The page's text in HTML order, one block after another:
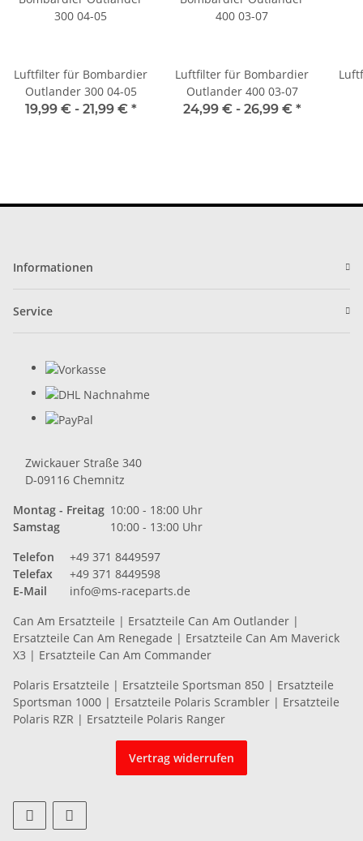
Luftfilter für Bombardier
Outlander 300 04-05
19,99 € - 21,99 € *
Luftfilter für Bombardier
Outlander 400 03-07
24,99 € - 26,99 € *
Informationen
Service
Zwickauer Straße 340
D-09116 Chemnitz
Montag - Freitag 10:00 - 18:00 Uhr
Samstag
10:00 - 13:00 Uhr
Telefon
+49 371 8449597
Telefax
+49 371 8449598
E-Mail
info@ms-raceparts.de
Can Am Ersatzteile | Ersatzteile Can Am Outlander |
Ersatzteile Can Am Renegade | Ersatzteile Can Am Maverick
X3 | Ersatzteile Can Am Commander
Polaris Ersatzteile | Ersatzteile Sportsman 850 | Ersatzteile
Sportsman 1000 | Ersatzteile Polaris Scrambler | Ersatzteile
Polaris RZR | Ersatzteile Polaris Ranger
Vertrag widerrufen